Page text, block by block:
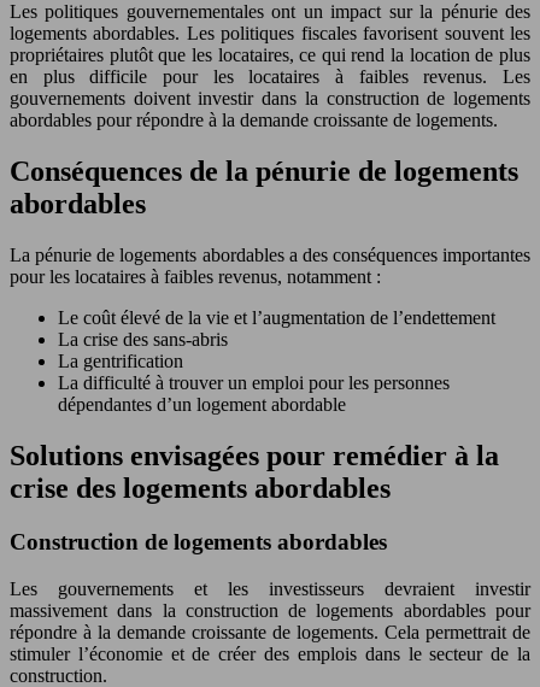
Les politiques gouvernementales ont un impact sur la pénurie des
logements abordables. Les politiques fiscales favorisent souvent les
propriétaires plutôt que les locataires, ce qui rend la location de plus
en plus difficile pour les locataires à faibles revenus. Les
gouvernements doivent investir dans la construction de logements
abordables pour répondre à la demande croissante de logements.
Conséquences de la pénurie de logements
abordables
La pénurie de logements abordables a des conséquences importantes
pour les locataires à faibles revenus, notamment :
Le coût élevé de la vie et l’augmentation de l’endettement
La crise des sans-abris
La gentrification
La difficulté à trouver un emploi pour les personnes
dépendantes d’un logement abordable
Solutions envisagées pour remédier à la
crise des logements abordables
Construction de logements abordables
Les gouvernements et les investisseurs devraient investir
massivement dans la construction de logements abordables pour
répondre à la demande croissante de logements. Cela permettrait de
stimuler l’économie et de créer des emplois dans le secteur de la
construction.